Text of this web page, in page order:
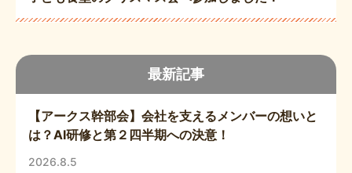
最新記事
【アークス幹部会】会社を支えるメンバーの想いと
は？AI研修と第２四半期への決意！
2026.8.5